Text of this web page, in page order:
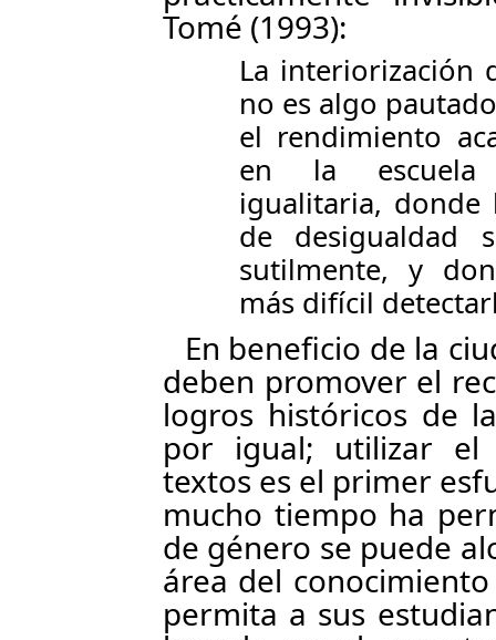
Tomé (1993):
La interiorización
no es algo
el rendimiento
en la escuela
igualitaria, donde
de desigualdad
sutilmente, y
más difícil
En beneficio de la
deben promover el
logros históricos de
por igual; utilizar el
textos es el primer
mucho tiempo ha
de género se puede
área del
permita a sus